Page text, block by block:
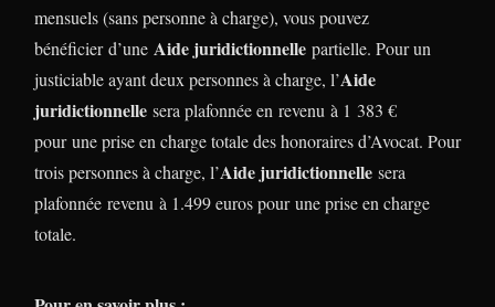
mensuels (sans personne à charge), vous pouvez
bénéficier d’une Aide juridictionnelle partielle. Pour un
justiciable ayant deux personnes à charge, l’Aide
juridictionnelle sera plafonnée en revenu à 1 383 €
pour une prise en charge totale des honoraires d’Avocat. Pour
trois personnes à charge, l’Aide juridictionnelle sera
plafonnée revenu à 1.499 euros pour une prise en charge
totale.